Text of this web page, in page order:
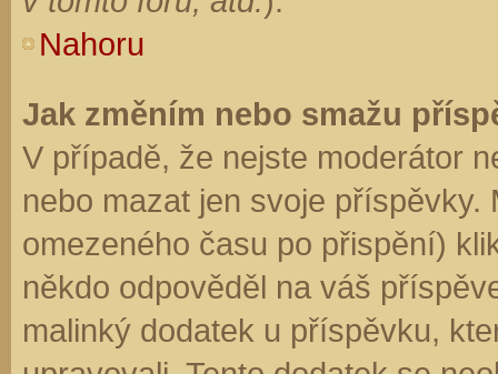
Nahoru
Jak změním nebo smažu
V případě, že nejste moderátor
nebo mazat jen svoje
omezeného času po přispění)
někdo odpověděl na váš
malinký dodatek u příspěvku,